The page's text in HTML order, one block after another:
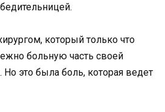
который только что
больную часть своей
это была боль, которая ведет